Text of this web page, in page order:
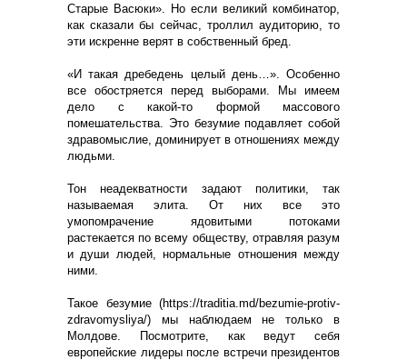
Старые Васюки». Но если великий комбинатор,
как сказали бы сейчас, троллил аудиторию, то
эти искренне верят в собственный бред.
«И такая дребедень целый день…». Особенно
все обостряется перед выборами. Мы имеем
дело с какой-то формой массового
помешательства. Это безумие подавляет собой
здравомыслие, доминирует в отношениях между
людьми.
Тон неадекватности задают политики, так
называемая элита. От них все это
умопомрачение ядовитыми потоками
растекается по всему обществу, отравляя разум
и души людей, нормальные отношения между
ними.
Такое безумие (https://traditia.md/bezumie-protiv-
zdravomysliya/) мы наблюдаем не только в
Молдове. Посмотрите, как ведут себя
европейские лидеры после встречи президентов